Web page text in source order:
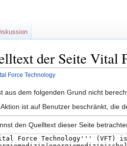
der Seite Vital
Force Technology
aus dem folgenden Grund nicht
ist auf Benutzer beschränkt, die
den Quelltext dieser Seite